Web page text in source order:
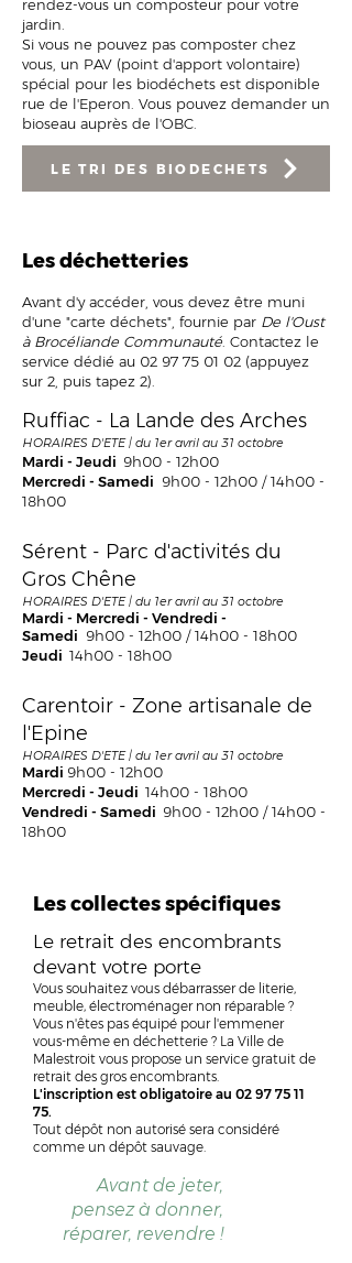
rendez-vous un composteur pour votre
jardin.
Si vous ne pouvez pas composter chez
vous, un PAV (point d'apport volontaire)
spécial pour les biodéchets est disponible
rue de l'Eperon. Vous pouvez demander un
bioseau auprès de l'OBC.
LE TRI DES BIODECHETS
Les déchetteries
Avant d'y accéder, vous devez être muni
d'une "carte déchets", fournie par De l'Oust
à Brocéliande Communauté . Contactez le
service dédié au 02 97 75 01 02 (appuyez
sur 2, puis tapez 2).
Ruffiac - La Lande des Arches
HORAIRES D'ETE | du 1er avril au 31 octobre
Mardi - Jeudi 9h00 - 12h00
Mercredi - Samedi 9h00 - 12h00 / 14h00 -
18h00
Sérent - Parc d'activités du
Gros Chêne
HORAIRES D'ETE | du 1er avril au 31 octobre
Mardi - Mercredi - Vendredi -
Samedi 9h00 - 12h00 / 14h00 - 18h00
Jeudi 14h00 - 18h00
Carentoir - Zone artisanale de
l'Epine
HORAIRES D'ETE | du 1er avril au 31 octobre
Mardi 9h00 - 12h00
Mercredi - Jeudi 14h00 - 18h00
Vendredi - Samedi 9h00 - 12h00 /14h00 -
18h00
Les collectes spécifiques
Le retrait des encombrants
devant votre porte
Vous souhaitez vous débarrasser de literie,
meuble, électroménager non réparable ?
Vous n'êtes pas équipé pour l'emmener
vous-même en déchetterie ? La Ville de
Malestroit vous propose un service gratuit de
retrait des gros encombrants.
L'inscription est obligatoire au 02 97 75 11
75.
Tout dépôt non autorisé sera considéré
comme un dépôt sauvage.
Avant de jeter,
pensez à donner,
réparer, revendre !